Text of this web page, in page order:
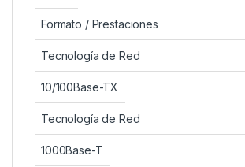
Formato / Prestaciones
Tecnología de Red
10/100Base-TX
Tecnología de Red
1000Base-T